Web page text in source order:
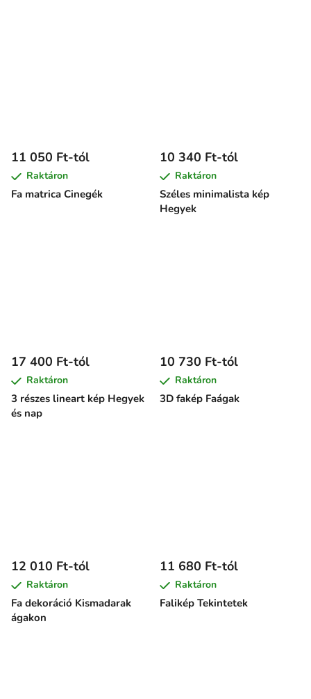
Fa matrica Cinegék
11 050 Ft-tól
Raktáron
Széles minimalista kép
Hegyek
10 340 Ft-tól
Raktáron
3 részes lineart kép Hegyek
és nap
17 400 Ft-tól
Raktáron
3D fakép Faágak
10 730 Ft-tól
Raktáron
Fa dekoráció Kismadarak
ágakon
12 010 Ft-tól
Raktáron
Falikép Tekintetek
11 680 Ft-tól
Raktáron